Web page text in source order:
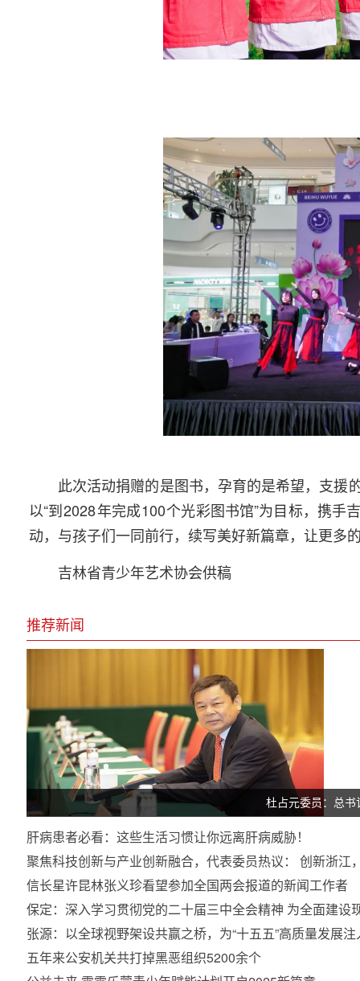
此次活动捐赠的是图书，孕育的是希望，支援
以“到2028年完成100个光彩图书馆”为目标，携手
动，与孩子们一同前行，续写美好新篇章，让更多
吉林省青少年艺术协会供稿
推荐新闻
杜占元委员：总书
肝病患者必看：这些生活习惯让你远离肝病威胁！
聚焦科技创新与产业创新融合，代表委员热议： 创新浙江
信长星许昆林张义珍看望参加全国两会报道的新闻工作者
保定：深入学习贯彻党的二十届三中全会精神 为全面建设
张源：以全球视野架设共赢之桥，为“十五五”高质量发展
五年来公安机关共打掉黑恶组织5200余个